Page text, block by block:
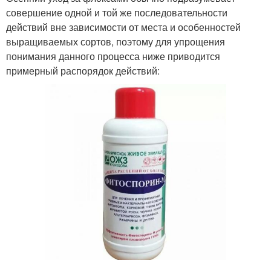
совершение одной и той же последовательности
действий вне зависимости от места и особенностей
выращиваемых сортов, поэтому для упрощения
понимания данного процесса ниже приводится
примерный распорядок действий: